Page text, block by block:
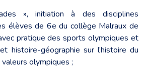
», initiation à des disciplines
élèves de 6e du collège Malraux de
pratique des sports olympiques et
histoire-géographie sur l’histoire du
olympiques ;